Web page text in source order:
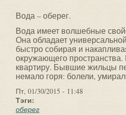
Вода – оберег.
Вода имеет волшебные
Она обладает
быстро собирая и
окружающего
квартиру. Бывшие жильцы
немало горя: болели,
Пт, 01/30/2015 - 11:48
Тэги:
оберег